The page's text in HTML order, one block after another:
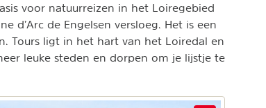
voor natuurreizen in het Loiregebied
d’Arc de Engelsen versloeg. Het is een
Tours ligt in het hart van het Loiredal en
leuke steden en dorpen om je lijstje te